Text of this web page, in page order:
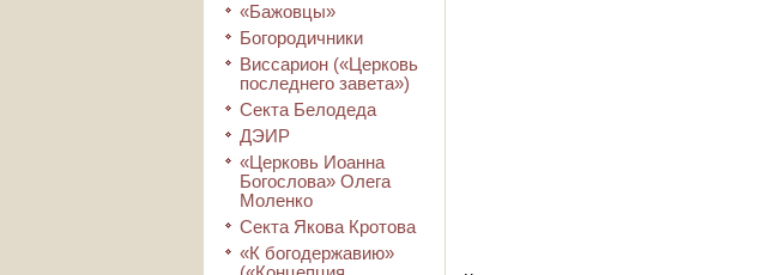
«Бажовцы»
Богородичники
Виссарион («Церковь
последнего завета»)
Секта Белодеда
ДЭИР
«Церковь Иоанна
Богослова» Олега
Моленко
Секта Якова Кротова
«К богодержавию»